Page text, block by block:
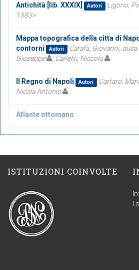
Antichità [lib. XXXIX] Autori
Ligorio,
1583>
Mappa topografica della citta di
contorni
Autori Carafa, Giovanni,
Giuseppe
; Carletti, Niccolo
Il Regno di Napoli Autori Cartaro,
Nicola Antonio
Atlante ottomano
ISTITUZIONI COINVOLTE
I